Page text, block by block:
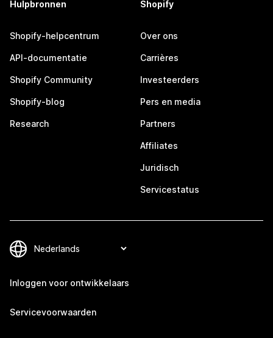
Hulpbronnen
Shopify-helpcentrum
API-documentatie
Shopify Community
Shopify-blog
Research
Shopify
Over ons
Carrières
Investeerders
Pers en media
Partners
Affiliates
Juridisch
Servicestatus
Inloggen voor ontwikkelaars
Servicevoorwaarden